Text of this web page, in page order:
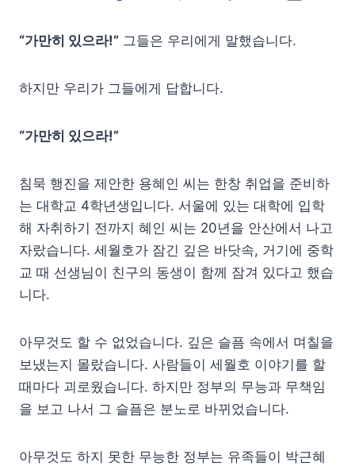
“가만히 있으라!” 그들은 우리에게 말했습니다.
하지만 우리가 그들에게 답합니다.
“가만히 있으라!”
침묵 행진을 제안한 용혜인 씨는 한창 취업을 준비하
는 대학교 4학년생입니다. 서울에 있는 대학에 입학
해 자취하기 전까지 혜인 씨는 20년을 안산에서 나고
자랐습니다. 세월호가 잠긴 깊은 바닷속, 거기에 중학
교 때 선생님이 친구의 동생이 함께 잠겨 있다고 했습
니다.
아무것도 할 수 없었습니다. 깊은 슬픔 속에서 며칠을
보냈는지 몰랐습니다. 사람들이 세월호 이야기를 할
때마다 괴로웠습니다. 하지만 정부의 무능과 무책임
을 보고 나서 그 슬픔은 분노로 바뀌었습니다.
아무것도 하지 못한 무능한 정부는 유족들이 박근혜